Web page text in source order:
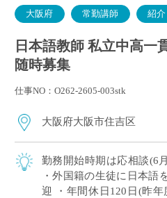
大阪府 常勤講師 紹介
日本語教師 私立中高一
随時募集
仕事NO：O262-2605-003stk
大阪府大阪市住吉区
勤務開始時期は応相談(6
・外国籍の生徒に日本語
迎 ・年間休日120日(昨